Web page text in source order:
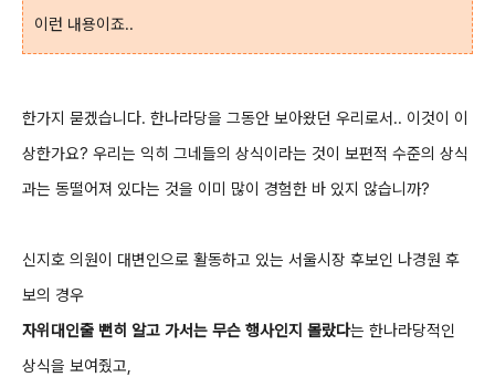
이런 내용이죠..
한가지 묻겠습니다. 한나라당을 그동안 보아왔던 우리로서.. 이것이 이
상한가요? 우리는 익히 그네들의 상식이라는 것이 보편적 수준의 상식
과는 동떨어져 있다는 것을 이미 많이 경험한 바 있지 않습니까?
신지호 의원이 대변인으로 활동하고 있는 서울시장 후보인 나경원 후
보의 경우
자위대인줄 뻔히 알고 가서는 무슨 행사인지 몰랐다는 한나라당적인
상식을 보여줬고,